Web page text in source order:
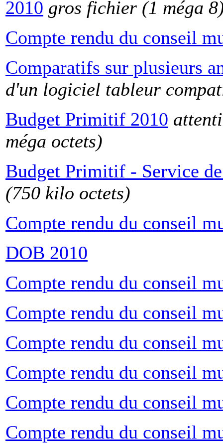
2010 gros fichier (1 méga
Compte rendu du conseil
Comparatifs sur plusieurs
d'un logiciel tableur
Budget Primitif 2010
méga octets)
Budget Primitif - Service
(750 kilo octets)
Compte rendu du conseil
DOB 2010
Compte rendu du conseil
Compte rendu du conseil
Compte rendu du conseil
Compte rendu du conseil
Compte rendu du conseil
Compte rendu du conseil